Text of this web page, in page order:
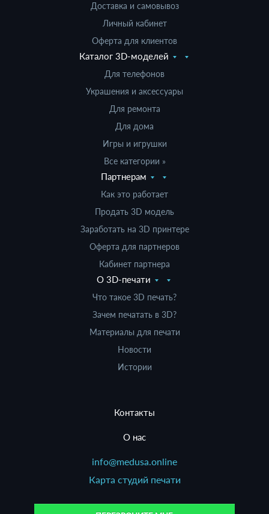
Доставка и самовывоз
Личный кабинет
Оферта для клиентов
Каталог 3D-моделей
Для телефонов
Украшения и аксессуары
Для ремонта
Для дома
Игры и игрушки
Все категории »
Партнерам
Как это работает
Продать 3D модель
Заработать на 3D принтере
Оферта для партнеров
Кабинет партнера
О 3D-печати
Что такое 3D печать?
Зачем печатать в 3D?
Материалы для печати
Новости
Истории
Контакты
О нас
info@medusa.online
Карта студий печати